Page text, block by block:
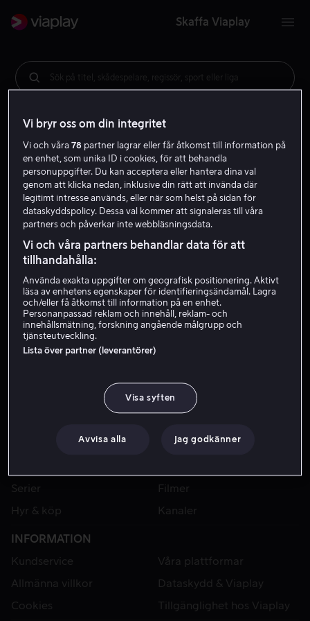
Skaffa Viaplay
Sök på titel, skådespelare, regissör, sport eller liga
Serier
Filmer
Hyr & köp
Kanaler
INFORMATION
Kundservice
Våra plattformar
Allmänna villkor
Dataskydd & Viaplay
Cookies
Tillgänglighet hos Viaplay
Vi bryr oss om din integritet
Vi och våra78 partner lagrar eller får åtkomst till information på
en enhet, som unika ID i cookies, för att behandla
personuppgifter. Du kan acceptera eller hantera dina val
genom att klicka nedan, inklusive din rätt att invända där
legitimt intresse används, eller när som helst på sidan för
dataskyddspolicy. Dessa val kommer att signaleras till våra
partners och påverkar inte webbläsningsdata.
Vi och våra partners behandlar data för att
tillhandahålla:
Använda exakta uppgifter om geografisk positionering. Aktivt
läsa av enhetens egenskaper för identifieringsändamål. Lagra
och/eller få åtkomst till information på en enhet.
Personanpassad reklam och innehåll, reklam- och
innehållsmätning, forskning angående målgrupp och
tjänsteutveckling.
Lista över partner (leverantörer)
Visa syften
Avvisa alla Jag godkänner